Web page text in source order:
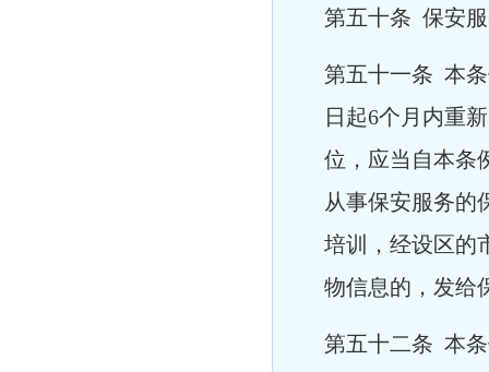
第五十条 保安
第五十一条 本
日起6个月内重
位，应当自本条
从事保安服务的
培训，经设区的
物信息的，发给
第五十二条 本